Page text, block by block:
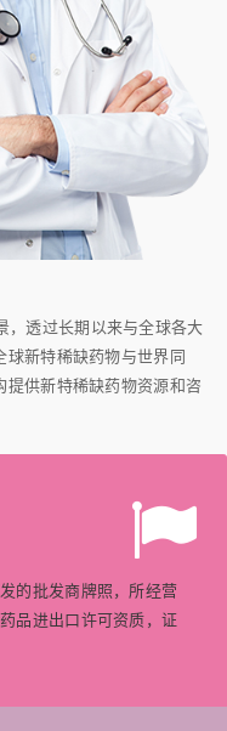
，透过长期以来与全球各大
新特稀缺药物与世界同
供新特稀缺药物资源和咨
的批发商牌照，所经营
品进出口许可资质，证